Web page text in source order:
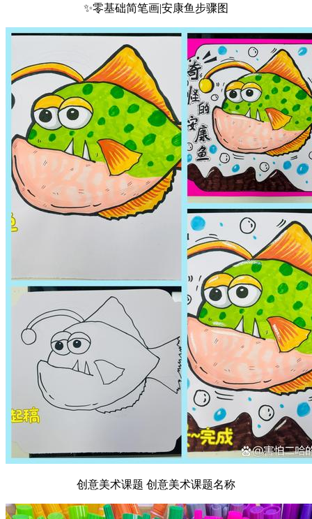
✨零基础简笔画|安康鱼步骤图
创意美术课题 创意美术课题名称